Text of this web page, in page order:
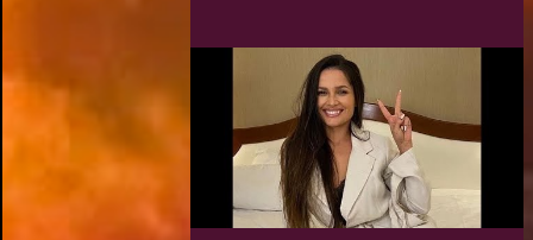
qual Juliette tinha dito que seria lindo ver
ela campeã da edição... Os Cactos não
esquecem uma maldade cometida contra
Juliette e a resposta foi imediata, ou seja,
nada fizeram por nenhum participante até
agora.